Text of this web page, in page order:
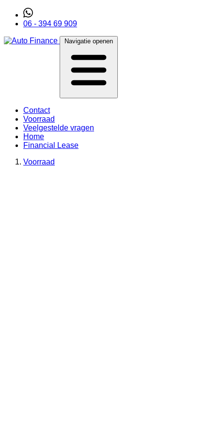
06 - 394 69 909
Navigatie openen
Contact
Voorraad
Veelgestelde vragen
Home
Financial Lease
Voorraad